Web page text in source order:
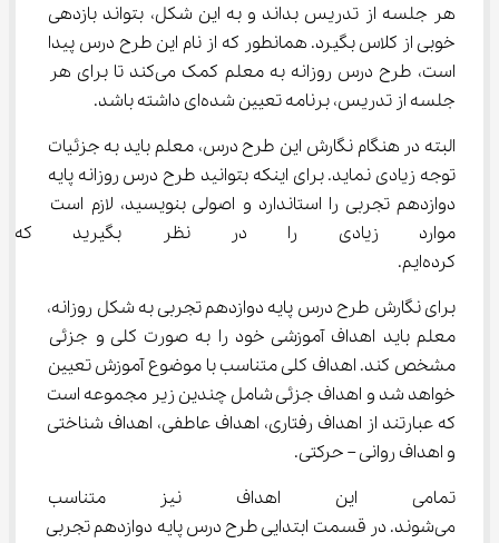
هر جلسه از تدریس بداند و به این شکل، بتواند بازدهی
خوبی از کلاس بگیرد. همانطور که از نام این طرح درس پیدا
است، طرح درس روزانه به معلم کمک می‌کند تا برای هر
جلسه از تدریس، برنامه تعیین شده‌ای داشته باشد.
البته در هنگام نگارش این طرح درس، معلم باید به جزئیات
توجه زیادی نماید. برای اینکه بتوانید طرح درس روزانه پایه
دوازدهم تجربی را استاندارد و اصولی بنویسید، لازم است
موارد زیادی را در نظر بگیرید
کرده‌ایم.
برای نگارش طرح درس پایه دوازدهم تجربی به شکل روزانه،
معلم باید اهداف آموزشی خود را به صورت کلی و جزئی
مشخص کند. اهداف کلی متناسب با موضوع آموزش تعیین
خواهد شد و اهداف جزئی شامل چندین زیر مجموعه است
که عبارتند از اهداف رفتاری، اهداف عاطفی، اهداف شناختی
و اهداف روانی – حرکتی.
تمامی این اهداف نیز
می‌شوند. در قسمت ابتدایی طرح درس پایه دوازدهم تجربی